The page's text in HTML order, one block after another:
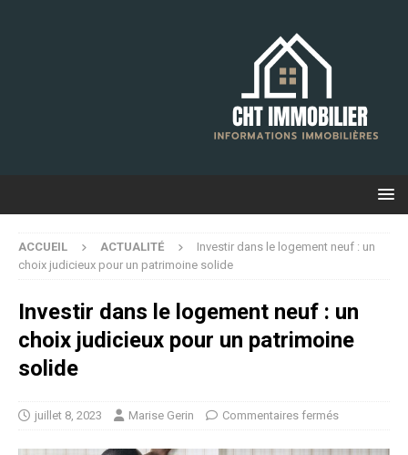
ACCUEIL ACTUALITÉ
Investir dans le logement neuf : un
choix judicieux pour un patrimoine solide
Investir dans le logement neuf : un
choix judicieux pour un patrimoine
solide
juillet 8, 2023 Marise Gerin Commentaires fermés